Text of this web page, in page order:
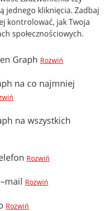
jednego kliknięcia. Zadbaj
kontrolować, jak Twoja
społecznościowych.
Graph Rozwiń
na co najmniej
na wszystkich
Rozwiń
Rozwiń
Rozwiń